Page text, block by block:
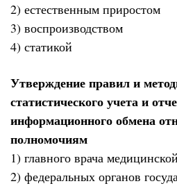
2) естественным приростом
3) воспроизводством
4) статикой
Утверждение правил и
статистического учета и
информационного обмена
полномочиям
1) главного врача
2) федеральных органов